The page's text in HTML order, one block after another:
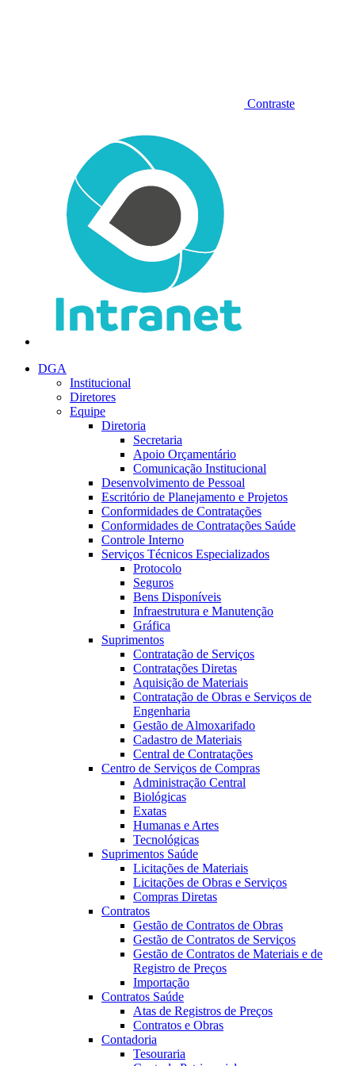
Contraste
DGA
Institucional
Diretores
Equipe
Diretoria
Secretaria
Apoio Orçamentário
Comunicação Institucional
Desenvolvimento de Pessoal
Escritório de Planejamento e Projetos
Conformidades de Contratações
Conformidades de Contratações Saúde
Controle Interno
Serviços Técnicos Especializados
Protocolo
Seguros
Bens Disponíveis
Infraestrutura e Manutenção
Gráfica
Suprimentos
Contratação de Serviços
Contratações Diretas
Aquisição de Materiais
Contratação de Obras e Serviços de
Engenharia
Gestão de Almoxarifado
Cadastro de Materiais
Central de Contratações
Centro de Serviços de Compras
Administração Central
Biológicas
Exatas
Humanas e Artes
Tecnológicas
Suprimentos Saúde
Licitações de Materiais
Licitações de Obras e Serviços
Compras Diretas
Contratos
Gestão de Contratos de Obras
Gestão de Contratos de Serviços
Gestão de Contratos de Materiais e de
Registro de Preços
Importação
Contratos Saúde
Atas de Registros de Preços
Contratos e Obras
Contadoria
Tesouraria